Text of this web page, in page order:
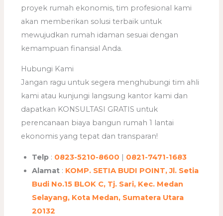
proyek rumah ekonomis, tim profesional kami
akan memberikan solusi terbaik untuk
mewujudkan rumah idaman sesuai dengan
kemampuan finansial Anda.
Hubungi Kami
Jangan ragu untuk segera menghubungi tim ahli
kami atau kunjungi langsung kantor kami dan
dapatkan KONSULTASI GRATIS untuk
perencanaan biaya bangun rumah 1 lantai
ekonomis yang tepat dan transparan!
Telp : 0823-5210-8600 | 0821-7471-1683
Alamat : KOMP. SETIA BUDI POINT, Jl. Setia
Budi No.15 BLOK C, Tj. Sari, Kec. Medan
Selayang, Kota Medan, Sumatera Utara
20132